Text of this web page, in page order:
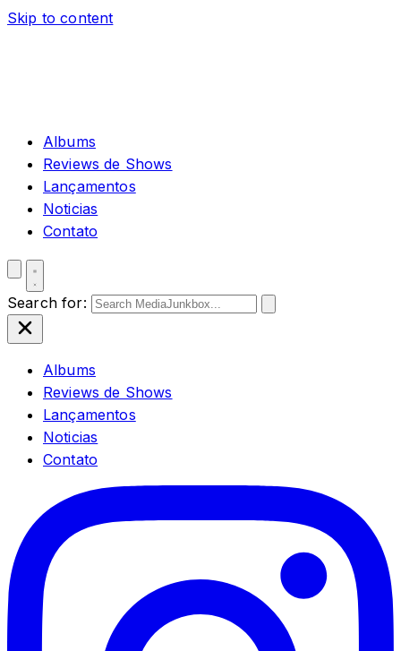
Skip to content
Albums
Reviews de Shows
Lançamentos
Noticias
Contato
Search for:
Albums
Reviews de Shows
Lançamentos
Noticias
Contato